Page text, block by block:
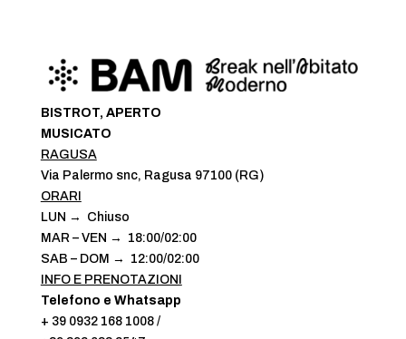
BISTROT, APERTO
MUSICATO
RAGUSA
Via Palermo snc, Ragusa 97100 (RG)
ORARI
LUN → Chiuso
MAR – VEN → 18:00/02:00
SAB – DOM → 12:00/02:00
INFO E PRENOTAZIONI
Telefono e Whatsapp
+ 39 0932 168 1008 /